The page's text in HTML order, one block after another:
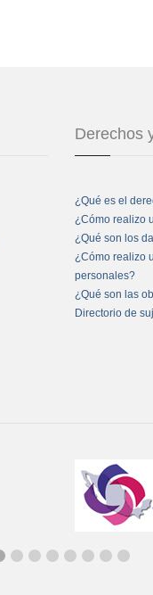
Derechos
¿Qué es el
¿Cómo realizo
¿Qué son los
¿Cómo realizo
personales?
¿Qué son las
Directorio de